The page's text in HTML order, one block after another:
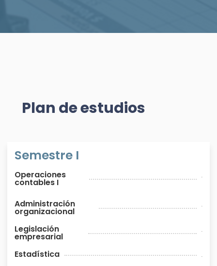
Plan de estudios
Semestre I
Operaciones
contables I
.
Administración
organizacional
.
Legislación
empresarial
.
Estadística .